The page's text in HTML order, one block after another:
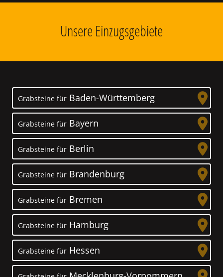
Unsere Einzugsgebiete
Grabsteine für Baden-Württemberg
Grabsteine für Bayern
Grabsteine für Berlin
Grabsteine für Brandenburg
Grabsteine für Bremen
Grabsteine für Hamburg
Grabsteine für Hessen